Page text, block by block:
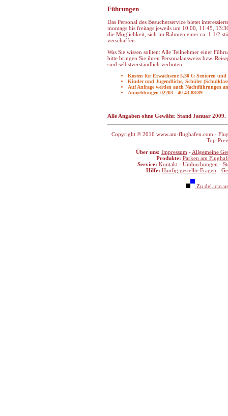
Führungen
Das Personal des Besucherservice bietet
montags bis freitags jeweils um 10:00, 11:45,
die Möglichkeit, sich im Rahmen einer ca. 1 1/2
verschaffen.
Was Sie wissen sollten: Alle Teilnehmer einer
bitte bringen Sie ihren Personalausweiss bzw.
sind selbstverständlich verboten.
Kosten für Erwachsene 5,30 €; Senioren und
Kinder und Jugendliche, Schüler
Auf Anfrage werden auch Nachtführungen
Anmeldungen 02203 - 40 43 88/89
Alle Angaben ohne Gewähr. Stand Januar 2009.
Copyright © 2016 www.am-flughafen.com -
Top-
Über uns: Impressum - Allgemeine
Produkte: Parken am
Service: Kontakt - Umbuchungen -
Hilfe: Häufig gestellte Fragen -
Zu